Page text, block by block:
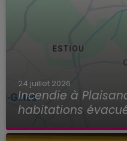
24 juillet 2026
Incendie à
habitations